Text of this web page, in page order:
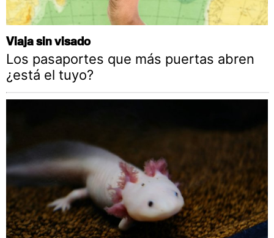
Viaja sin visado
Los pasaportes que más puertas abren
¿está el tuyo?